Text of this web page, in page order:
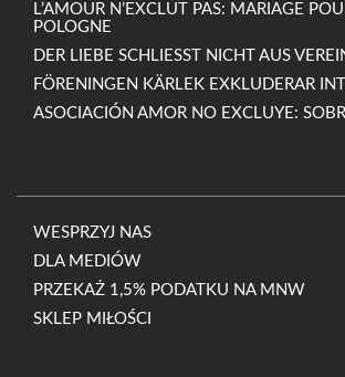
L’AMOUR N’EXCLUT PAS: MARIAGE
POLOGNE
DER LIEBE SCHLIESST NICHT AUS VEREIN
FÖRENINGEN KÄRLEK EXKLUDERAR
ASOCIACIÓN AMOR NO EXCLUYE:
WESPRZYJ NAS
DLA MEDIÓW
PRZEKAŻ 1,5% PODATKU NA MNW
SKLEP MIŁOŚCI